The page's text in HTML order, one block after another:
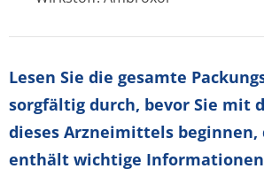
Lesen Sie die gesamte
sorgfältig durch, bevor Sie mit
dieses Arzneimittels beginnen,
enthält wichtige